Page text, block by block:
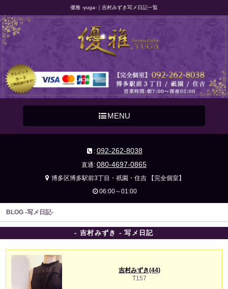
優雅 -yuga-｜吉村みずき写メ日記一覧
MENU
: 092-262-8038
直通: 080-4697-0865
博多区博多駅前3丁目・祇園・住吉 【完全個室】
06:00～01:00
BLOG -写メ日記-
- 吉村みずき - 写メ日記
吉村みずき(44)
T157